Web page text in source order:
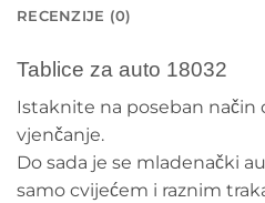
RECENZIJE (0)
Tablice za auto 18032
Istaknite na poseban način
vjenčanje.
Do sada je se mladenački
samo cvijećem i raznim